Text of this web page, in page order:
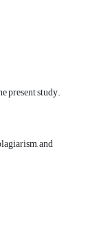
present study.
and